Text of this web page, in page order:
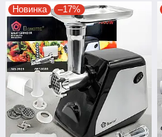
Новинка –17%